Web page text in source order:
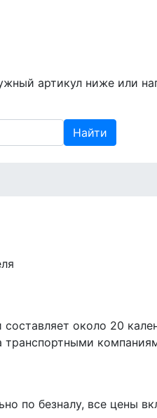
артикул ниже или
Найти
около 20
транспортными
по безналу, все цены